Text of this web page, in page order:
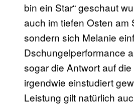
bin ein Star“ geschaut
auch im tiefen Osten
sondern sich Melanie
Dschungelperformance
sogar die Antwort auf
irgendwie einstudiert
Leistung gilt natürlich